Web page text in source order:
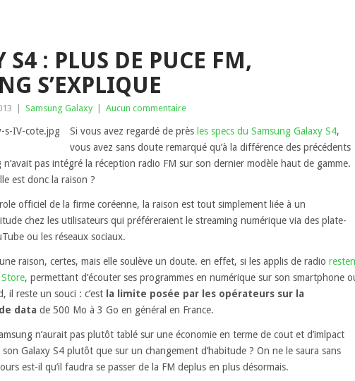
S4 : PLUS DE PUCE FM,
S’EXPLIQUE
Samsung Galaxy Aucun commentaire
Si vous avez regardé de près les specs du Samsung Galaxy S4,
vous avez sans doute remarqué qu’à la différence des précédents
n’avait pas intégré la réception radio FM sur son dernier modèle haut de gamme.
est donc la raison ?
officiel de la firme coréenne, la raison est tout simplement liée à un
chez les utilisateurs qui préféreraient le streaming numérique via des plate-
ou les réseaux sociaux.
raison, certes, mais elle soulève un doute. en effet, si les applis de radio
Store, permettant d’écouter ses programmes en numérique sur son smartphone
il reste un souci : c’est la limite posée par les opérateurs sur la
data de 500 Mo à 3 Go en général en France.
n’aurait pas plutôt tablé sur une économie en terme de cout et d’imlpact
son Galaxy S4 plutôt que sur un changement d’habitude ? On ne le saura sans
est-il qu’il faudra se passer de la FM deplus en plus désormais.